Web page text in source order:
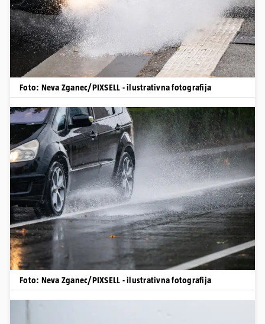
Foto: Neva Zganec/PIXSELL - ilustrativna fotografija
Foto: Neva Zganec/PIXSELL - ilustrativna fotografija